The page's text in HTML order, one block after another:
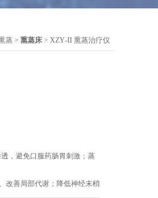
蒸 > 熏蒸床 > XZY‑II 熏蒸治疗仪
，避免口服药肠胃刺激；蒸
改善局部代谢；降低神经末梢